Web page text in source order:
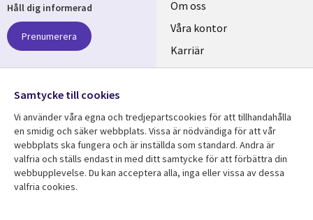
Useful
links
SWEDEN
Om oss
Våra kontor
Karriär
Hållbarhet
Resurscenter
Håll dig informerad
Prenumerera
Följ oss
Social
Media
SWEDEN
Samtycke till cookies
Vi använder våra egna och tredjepartscookies för att tillhandahålla
en smidig och säker webbplats. Vissa är nödvändiga för att vår
webbplats ska fungera och är inställda som standard. Andra är
valfria och ställs endast in med ditt samtycke för att förbättra din
webbupplevelse. Du kan acceptera alla, inga eller vissa av dessa
valfria cookies.